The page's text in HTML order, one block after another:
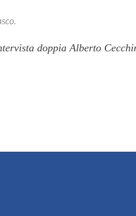
doppia Alberto